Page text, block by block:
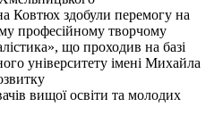
Ковтюх здобули перемогу на
професійному творчому
що проходив на базі
університету імені Михайла
вищої освіти та молодих